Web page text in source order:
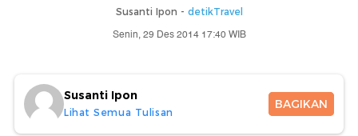
Susanti Ipon - detikTravel
Senin, 29 Des 2014 17:40 WIB
Susanti Ipon
Lihat Semua Tulisan
BAGIKAN